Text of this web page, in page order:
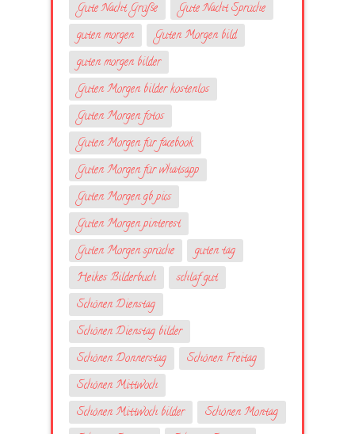
Gute Nacht Grüße
Gute Nacht Sprüche
guten morgen
Guten Morgen bild
guten morgen bilder
Guten Morgen bilder kostenlos
Guten Morgen fotos
Guten Morgen für facebook
Guten Morgen für whatsapp
Guten Morgen gb pics
Guten Morgen pinterest
Guten Morgen sprüche
guten tag
Heikes Bilderbuch
schlaf gut
Schönen Dienstag
Schönen Dienstag bilder
Schönen Donnerstag
Schönen Freitag
Schönen Mittwoch
Schönen Mittwoch bilder
Schönen Montag